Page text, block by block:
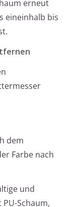
erneut
eineinhalb bis
dem
Farbe nach
und
Schaum,